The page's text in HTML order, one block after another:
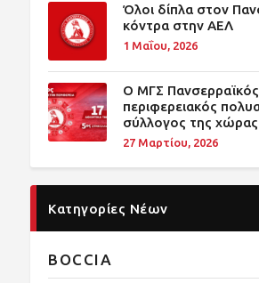
Όλοι δίπλα στον
κόντρα στην ΑΕΛ
1 Μαΐου, 2026
O ΜΓΣ
περιφερειακός
σύλλογος της χώρας
27 Μαρτίου, 2026
Κατηγορίες Νέων
BOCCIA